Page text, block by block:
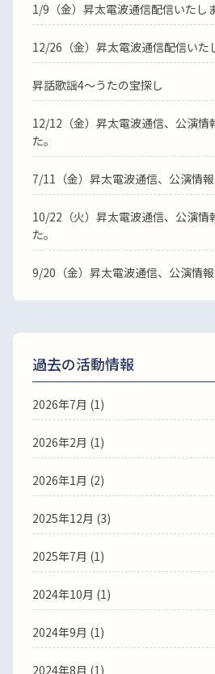
1/9（金）昇太電波通信配信いたし
12/26（金）昇太電波通信配信いた
昇話歌謡4～うたの宝探し
12/12（金）昇太電波通信、公演情
た。
7/11（金）昇太電波通信、公演情報
10/22（火）昇太電波通信、公演情
た。
9/20（金）昇太電波通信、公演情報
過去の活動情報
2026年7月 (1)
2026年2月 (1)
2026年1月 (2)
2025年12月 (3)
2025年7月 (1)
2024年10月 (1)
2024年9月 (1)
2024年8月 (1)